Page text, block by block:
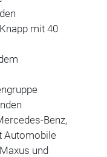
mit 40
Benz,
Automobile
und